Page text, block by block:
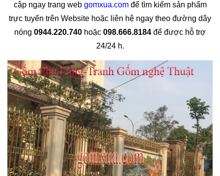
cập ngay trang web gomxua.com để tìm kiếm sản phẩm
trực tuyến trên Website hoặc liên hệ ngay theo đường dây
nóng 0944.220.740 hoặc 098.666.8184 để được hỗ trợ
24/24 h.